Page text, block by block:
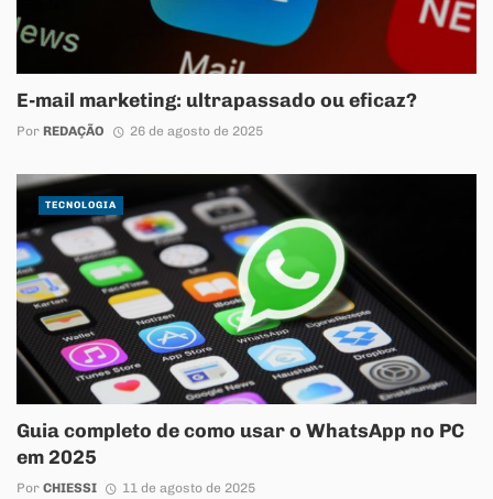
E-mail marketing: ultrapassado ou eficaz?
Por REDAÇÃO 26 de agosto de 2025
Guia completo de como usar o WhatsApp no PC
em 2025
Por CHIESSI 11 de agosto de 2025
TECNOLOGIA